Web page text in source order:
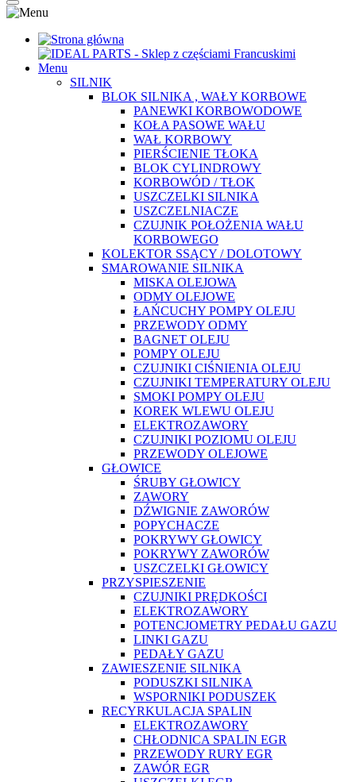
Menu
SILNIK
BLOK SILNIKA , WAŁY KORBOWE
PANEWKI KORBOWODOWE
KOŁA PASOWE WAŁU
WAŁ KORBOWY
PIERŚCIENIE TŁOKA
BLOK CYLINDROWY
KORBOWÓD / TŁOK
USZCZELKI SILNIKA
USZCZELNIACZE
CZUJNIK POŁOŻENIA WAŁU
KORBOWEGO
KOLEKTOR SSĄCY / DOLOTOWY
SMAROWANIE SILNIKA
MISKA OLEJOWA
ODMY OLEJOWE
ŁAŃCUCHY POMPY OLEJU
PRZEWODY ODMY
BAGNET OLEJU
POMPY OLEJU
CZUJNIKI CIŚNIENIA OLEJU
CZUJNIKI TEMPERATURY OLEJU
SMOKI POMPY OLEJU
KOREK WLEWU OLEJU
ELEKTROZAWORY
CZUJNIKI POZIOMU OLEJU
PRZEWODY OLEJOWE
GŁOWICE
ŚRUBY GŁOWICY
ZAWORY
DŹWIGNIE ZAWORÓW
POPYCHACZE
POKRYWY GŁOWICY
POKRYWY ZAWORÓW
USZCZELKI GŁOWICY
PRZYSPIESZENIE
CZUJNIKI PRĘDKOŚCI
ELEKTROZAWORY
POTENCJOMETRY PEDAŁU GAZU
LINKI GAZU
PEDAŁY GAZU
ZAWIESZENIE SILNIKA
PODUSZKI SILNIKA
WSPORNIKI PODUSZEK
RECYRKULACJA SPALIN
ELEKTROZAWORY
CHŁODNICA SPALIN EGR
PRZEWODY RURY EGR
ZAWÓR EGR